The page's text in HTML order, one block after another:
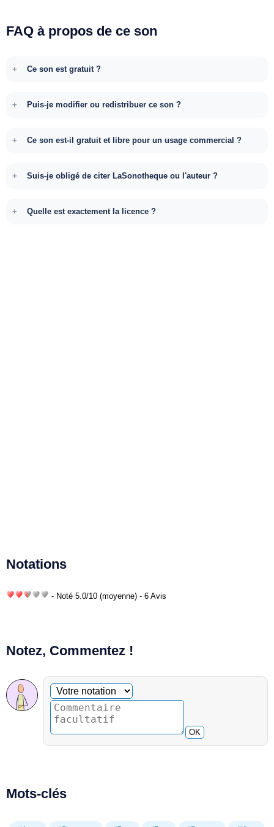
FAQ à propos de ce son
Ce son est gratuit ?
Puis-je modifier ou redistribuer ce son ?
Ce son est-il gratuit et libre pour un usage commercial ?
Suis-je obligé de citer LaSonotheque ou l'auteur ?
Quelle est exactement la licence ?
Notations
- Noté 5.0/10 (moyenne) - 6 Avis
Notez, Commentez !
Commentaire facultatif
Votre notation
OK
Mots-clés